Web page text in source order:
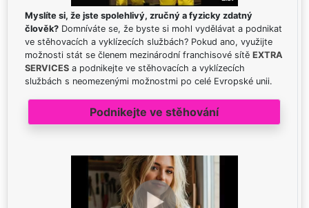
Myslíte si, že jste spolehlivý, zručný a fyzicky zdatný
člověk? Domníváte se, že byste si mohl vydělávat a podnikat
ve stěhovacích a vyklízecích službách? Pokud ano, využijte
možnosti stát se členem mezinárodní franchisové sítě EXTRA
SERVICES a podnikejte ve stěhovacích a vyklízecích
službách s neomezenými možnostmi po celé Evropské unii.
Podnikejte ve stěhování